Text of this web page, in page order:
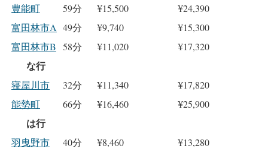
豊能町
59分 ¥15,500
¥24,390
富田林市A 49分 ¥9,740
¥15,300
富田林市B 58分 ¥11,020 ¥17,320
な行
寝屋川市 32分 ¥11,340
¥17,820
能勢町
66分 ¥16,460 ¥25,900
は行
羽曳野市 40分 ¥8,460
¥13,280